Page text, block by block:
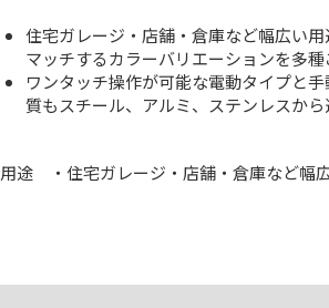
住宅ガレージ・店舗・倉庫など幅広い
マッチするカラーバリエーションを多種
ワンタッチ操作が可能な電動タイプと
質もスチール、アルミ、ステンレスから
用途 ・住宅ガレージ・店舗・倉庫など幅